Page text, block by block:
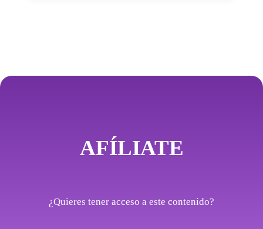
AFÍLIATE
¿Quieres tener acceso a este contenido?